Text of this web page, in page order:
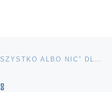
KONKURS „NEXELO – WSZYSTKO ALBO NIC” DLA UCZESTNIKÓW CYKLU VIA DOLNY ŚLĄSK